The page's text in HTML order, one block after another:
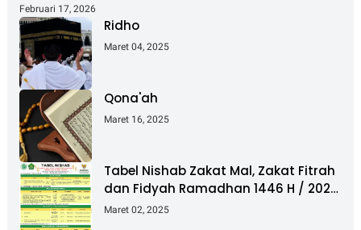
Februari 17, 2026
Ridho
Maret 04, 2025
Qona'ah
Maret 16, 2025
Tabel Nishab Zakat Mal, Zakat Fitrah
dan Fidyah Ramadhan 1446 H / 2025
M
Maret 02, 2025